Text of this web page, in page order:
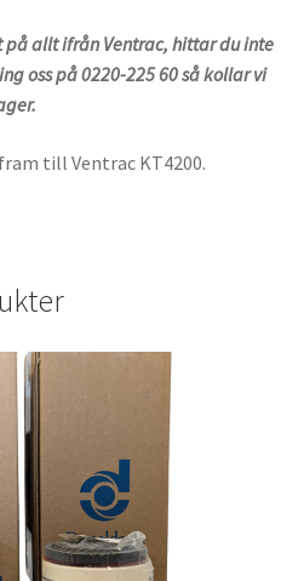
på allt ifrån Ventrac, hittar du inte
oss på 0220-225 60 så kollar vi
till Ventrac KT4200.